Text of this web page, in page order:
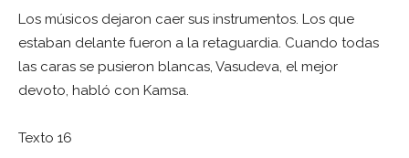
Los músicos dejaron caer sus instrumentos. Los que
estaban delante fueron a la retaguardia. Cuando todas
las caras se pusieron blancas, Vasudeva, el mejor
devoto, habló con Kamsa.
Texto 16